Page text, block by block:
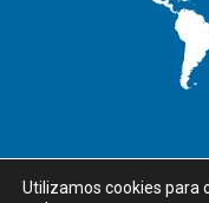
Utilizamos cookies para